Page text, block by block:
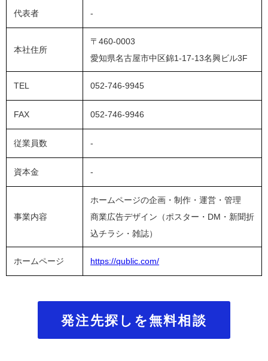
代表者 -
本社住所
〒460-0003
愛知県名古屋市中区錦1-17-13名興ビル3F
TEL 052-746-9945
FAX 052-746-9946
従業員数 -
資本金 -
事業内容
ホームページの企画・制作・運営・管理
商業広告デザイン（ポスター・DM・新聞折
込チラシ・雑誌）
ホームページ https://qublic.com/
発注先探しを無料相談